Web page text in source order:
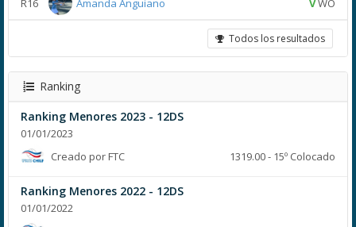
R16 Amanda Anguiano VWO
Todos los resultados
Ranking
Ranking Menores 2023 - 12DS
01/01/2023
Creado por FTC
1319.00 - 15º Colocado
Ranking Menores 2022 - 12DS
01/01/2022